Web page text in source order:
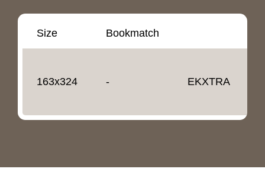
Size Bookmatch
163x324 - EKXTRA